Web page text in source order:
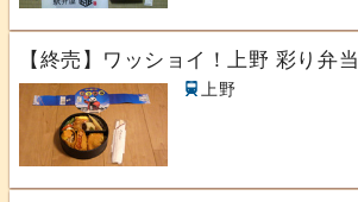
【終売】ワッショイ！上野 彩り弁当
上野